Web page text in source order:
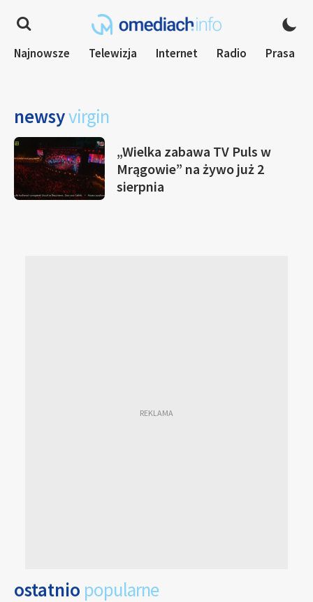
Najnowsze Telewizja Internet Radio Prasa
newsyvirgin
„Wielka zabawa TV Puls w
Mrągowie” na żywo już 2
sierpnia
ostatnio popularne